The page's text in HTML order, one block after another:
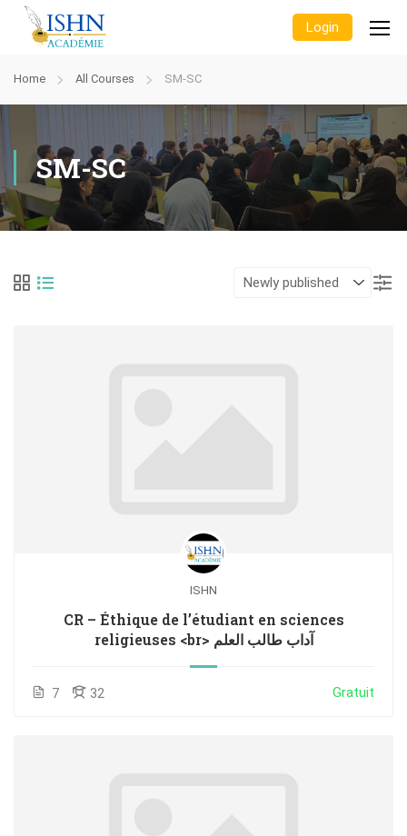
Login
Home All Courses SM-SC
SM-SC
ISHN
CR – Éthique de l’étudiant en sciences
religieuses <br> آداب طالب العلم
7 32 Gratuit